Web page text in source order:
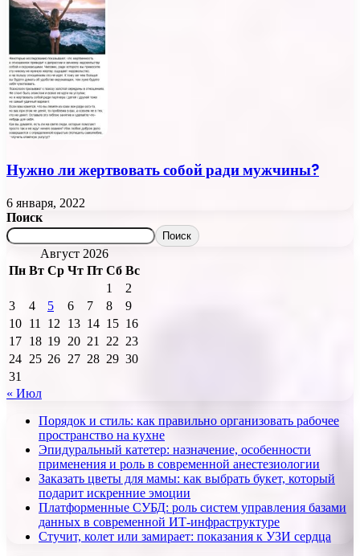
Нужно ли жертвовать собой ради мужчины?
6 января, 2022
Поиск
Поиск
Август 2026
Пн Вт Ср Чт Пт Сб Вс
1
2
3
4 5 6 7 8
9
10 11 12 13 14 15 16
17 18 19 20 21 22 23
24 25 26 27 28 29 30
31
« Июл
Порядок и стиль: как правильно организовать рабочее
пространство на кухне
Эпидуральный катетер: назначение, особенности
применения и роль в современной анестезиологии
Заказать цветы для мамы: как выбрать букет, который
подарит искренние эмоции
Платформенные СУБД: роль систем управления базами
данных в современной ИТ-инфраструктуре
Стучит, колет или замирает: показания к УЗИ сердца